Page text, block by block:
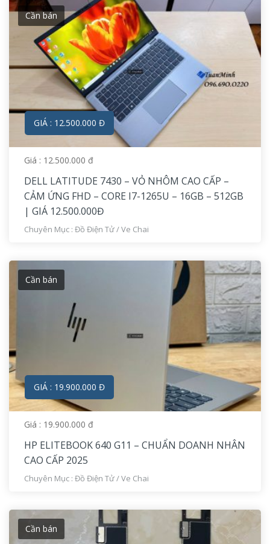
GIÁ : 12.500.000 Đ
Cần bán
Giá : 12.500.000 đ
DELL LATITUDE 7430 – VỎ NHÔM CAO CẤP –
CẢM ỨNG FHD – CORE I7-1265U – 16GB – 512GB
| GIÁ 12.500.000Đ
Chuyên Mục : Đồ Điện Tử/Ve Chai
GIÁ : 19.900.000 Đ
Cần bán
Giá : 19.900.000 đ
HP ELITEBOOK 640 G11 – CHUẨN DOANH NHÂN
CAO CẤP 2025
Chuyên Mục : Đồ Điện Tử/Ve Chai
Cần bán